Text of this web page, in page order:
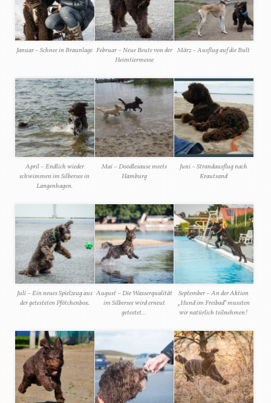
Januar – Schnee in Braunlage Februar – Neue Beute von der
Heimtiermesse
März – Ausflug auf die Bult
April – Endlich wieder
schwimmen im Silbersee in
Langenhagen.
Mai – Doodlesause meets
Hamburg
Juni – Strandausflug nach
Krautsand
Juli – Ein neues Spielzeug aus
der getesteten Pfötchenbox.
August – Die Wasserqualität
im Silbersee wird erneut
getestet…
September – An der Aktion
„Hund im Freibad“ mussten
wir natürlich teilnehmen!